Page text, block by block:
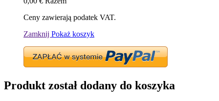
Ceny zawierają podatek VAT.
Zamknij Pokaż koszyk
Produkt został dodany do koszyka